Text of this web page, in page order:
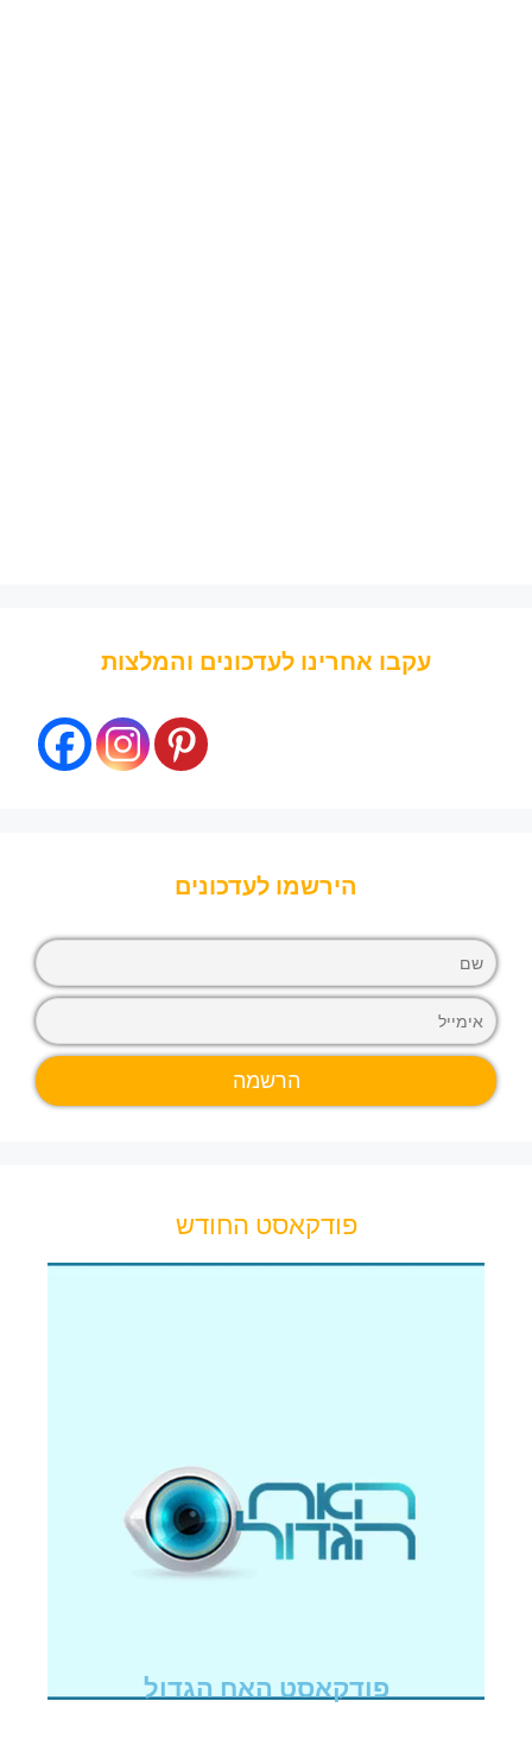
עקבו אחרינו לעדכונים והמלצות
הירשמו לעדכונים
פודקאסט החודש
פודקאסט האח הגדול